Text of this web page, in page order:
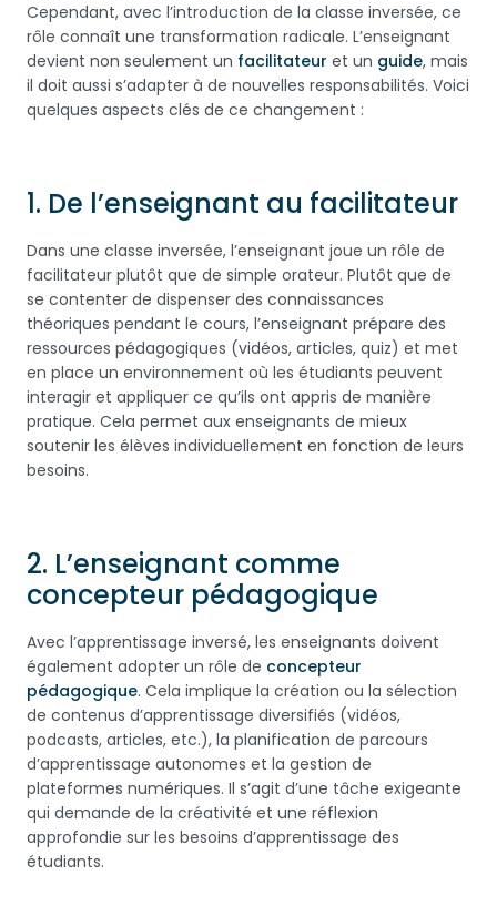
Cependant, avec l’introduction de la classe inversée, ce
rôle connaît une transformation radicale. L’enseignant
devient non seulement un facilitateur et un guide, mais
il doit aussi s’adapter à de nouvelles responsabilités. Voici
quelques aspects clés de ce changement :
1. De l’enseignant au facilitateur
Dans une classe inversée, l’enseignant joue un rôle de
facilitateur plutôt que de simple orateur. Plutôt que de
se contenter de dispenser des connaissances
théoriques pendant le cours, l’enseignant prépare des
ressources pédagogiques (vidéos, articles, quiz) et met
en place un environnement où les étudiants peuvent
interagir et appliquer ce qu’ils ont appris de manière
pratique. Cela permet aux enseignants de mieux
soutenir les élèves individuellement en fonction de leurs
besoins.
2. L’enseignant comme
concepteur pédagogique
Avec l’apprentissage inversé, les enseignants doivent
également adopter un rôle de concepteur
pédagogique. Cela implique la création ou la sélection
de contenus d’apprentissage diversifiés (vidéos,
podcasts, articles, etc.), la planification de parcours
d’apprentissage autonomes et la gestion de
plateformes numériques. Il s’agit d’une tâche exigeante
qui demande de la créativité et une réflexion
approfondie sur les besoins d’apprentissage des
étudiants.